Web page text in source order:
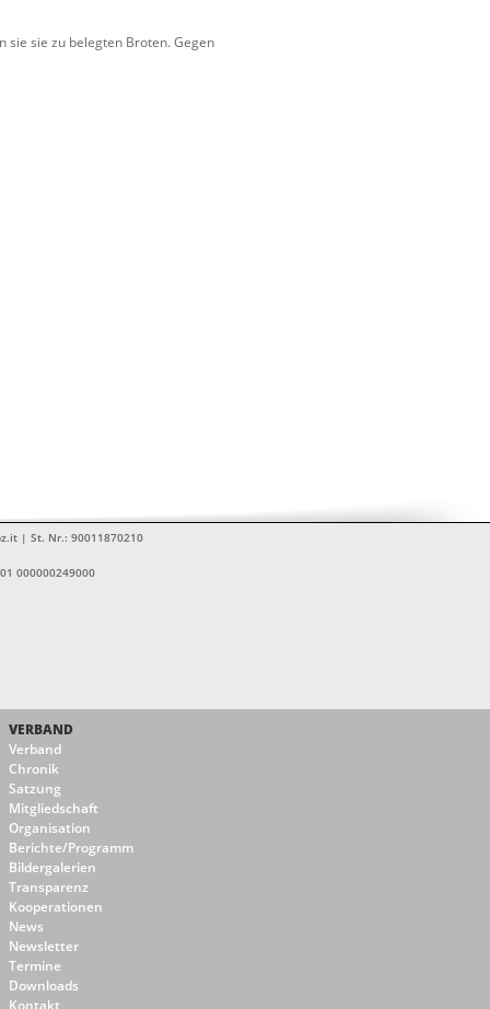
sie sie zu belegten Broten. Gegen
| St. Nr.: 90011870210
000000249000
VERBAND
Verband
Chronik
Satzung
Mitgliedschaft
Organisation
Berichte/Programm
Bildergalerien
Transparenz
Kooperationen
News
Newsletter
Termine
Downloads
Kontakt